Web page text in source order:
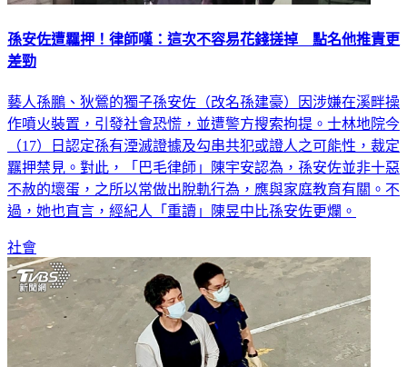
孫安佐遭羈押！律師嘆：這次不容易花錢搓掉 點名他推責更
藝人孫鵬、狄鶯的獨子孫安佐（改名孫建豪）因涉嫌在溪畔操
作噴火裝置，引發社會恐慌，並遭警方搜索拘提。士林地院今
（17）日認定孫有湮滅證據及勾串共犯或證人之可能性，裁定
羈押禁見。對此，「巴毛律師」陳宇安認為，孫安佐並非十惡
不赦的壞蛋，之所以常做出脫軌行為，應與家庭教育有關。不
社會